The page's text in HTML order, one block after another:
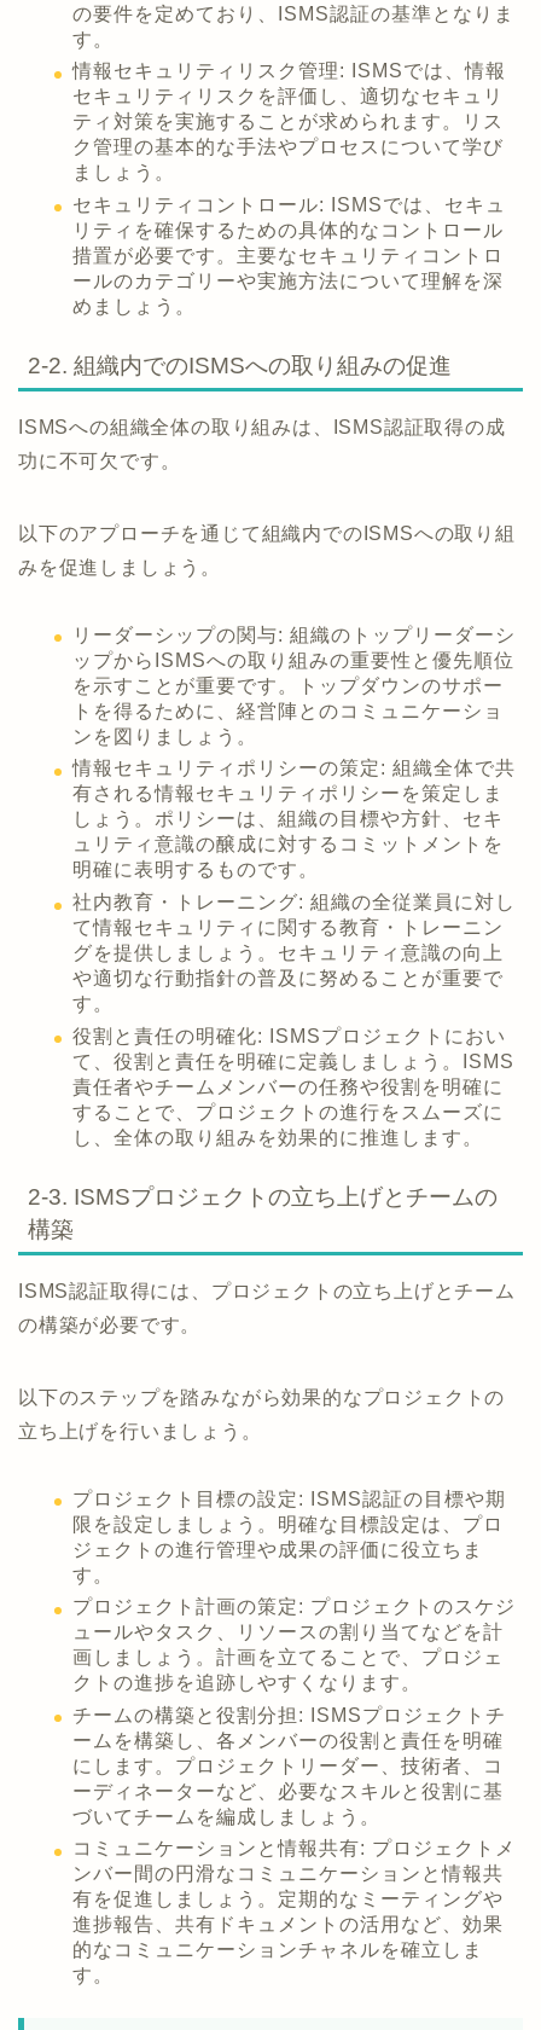
の要件を定めており、ISMS認証の基準となりま
す。
情報セキュリティリスク管理: ISMSでは、情報
セキュリティリスクを評価し、適切なセキュリ
ティ対策を実施することが求められます。リス
ク管理の基本的な手法やプロセスについて学び
ましょう。
セキュリティコントロール: ISMSでは、セキュ
リティを確保するための具体的なコントロール
措置が必要です。主要なセキュリティコントロ
ールのカテゴリーや実施方法について理解を深
めましょう。
2-2. 組織内でのISMSへの取り組みの促進
ISMSへの組織全体の取り組みは、ISMS認証取得の成
功に不可欠です。
以下のアプローチを通じて組織内でのISMSへの取り組
みを促進しましょう。
リーダーシップの関与: 組織のトップリーダーシ
ップからISMSへの取り組みの重要性と優先順位
を示すことが重要です。トップダウンのサポー
トを得るために、経営陣とのコミュニケーショ
ンを図りましょう。
情報セキュリティポリシーの策定: 組織全体で共
有される情報セキュリティポリシーを策定しま
しょう。ポリシーは、組織の目標や方針、セキ
ュリティ意識の醸成に対するコミットメントを
明確に表明するものです。
社内教育・トレーニング: 組織の全従業員に対し
て情報セキュリティに関する教育・トレーニン
グを提供しましょう。セキュリティ意識の向上
や適切な行動指針の普及に努めることが重要で
す。
役割と責任の明確化: ISMSプロジェクトにおい
て、役割と責任を明確に定義しましょう。ISMS
責任者やチームメンバーの任務や役割を明確に
することで、プロジェクトの進行をスムーズに
し、全体の取り組みを効果的に推進します。
2-3. ISMSプロジェクトの立ち上げとチームの
構築
ISMS認証取得には、プロジェクトの立ち上げとチーム
の構築が必要です。
以下のステップを踏みながら効果的なプロジェクトの
立ち上げを行いましょう。
プロジェクト目標の設定: ISMS認証の目標や期
限を設定しましょう。明確な目標設定は、プロ
ジェクトの進行管理や成果の評価に役立ちま
す。
プロジェクト計画の策定: プロジェクトのスケジ
ュールやタスク、リソースの割り当てなどを計
画しましょう。計画を立てることで、プロジェ
クトの進捗を追跡しやすくなります。
チームの構築と役割分担: ISMSプロジェクトチ
ームを構築し、各メンバーの役割と責任を明確
にします。プロジェクトリーダー、技術者、コ
ーディネーターなど、必要なスキルと役割に基
づいてチームを編成しましょう。
コミュニケーションと情報共有: プロジェクトメ
ンバー間の円滑なコミュニケーションと情報共
有を促進しましょう。定期的なミーティングや
進捗報告、共有ドキュメントの活用など、効果
的なコミュニケーションチャネルを確立しま
す。